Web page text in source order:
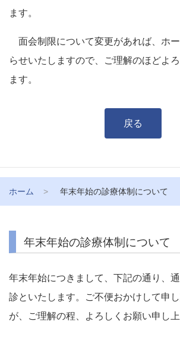
ます。
面会制限について変更があれば、ホ
らせいたしますので、ご理解のほどよ
ます。
戻る
ホーム 年末年始の診療体制について
年末年始の診療体制について
年末年始につきまして、下記の通り、
診といたします。ご不便おかけして申
が、ご理解の程、よろしくお願い申し上